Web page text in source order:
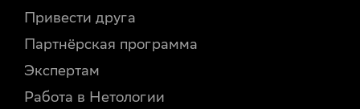
Привести друга
Партнёрская программа
Экспертам
Работа в Нетологии